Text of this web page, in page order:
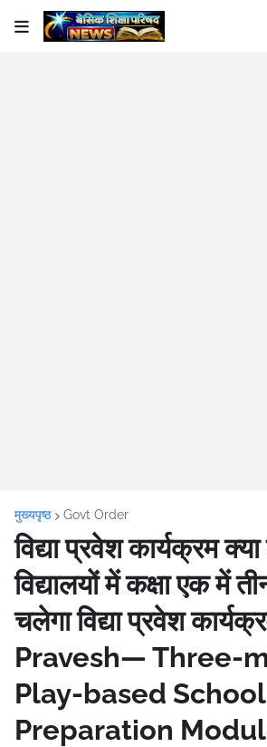
मुख्यपृष्ठ Govt Order
विद्या प्रवेश कार्यक्रम
विद्यालयों में कक्षा एक में
चलेगा विद्या प्रवेश
Pravesh— Three-
Play-based School
Preparation